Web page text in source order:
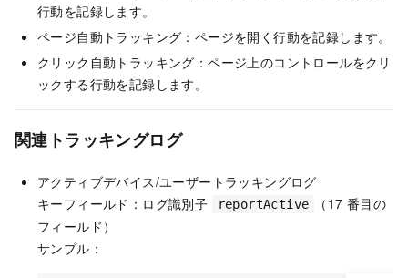
行動を記録します。
ページ自動トラッキング：ページを開く行動を記録します。
クリック自動トラッキング：ページ上のコントロールをクリ
ックする行動を記録します。
関連トラッキングログ
アクティブデバイス/ユーザートラッキングログ
キーフィールド：ログ識別子
reportActive
（17 番目の
フィールド）
サンプル：